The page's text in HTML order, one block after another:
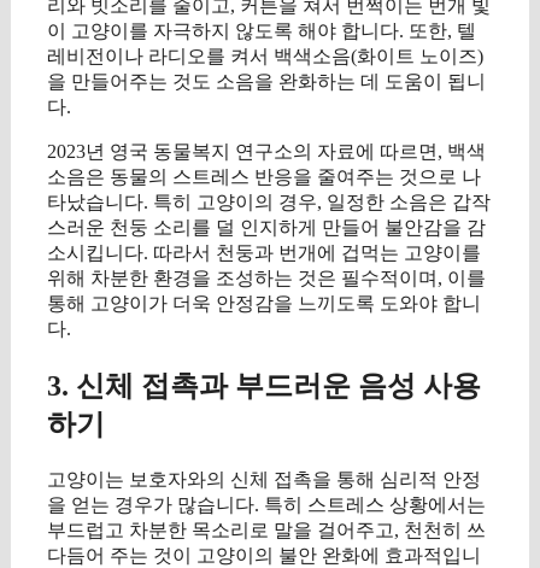
리와 빗소리를 줄이고, 커튼을 쳐서 번쩍이는 번개 빛
이 고양이를 자극하지 않도록 해야 합니다. 또한, 텔
레비전이나 라디오를 켜서 백색소음(화이트 노이즈)
을 만들어주는 것도 소음을 완화하는 데 도움이 됩니
다.
2023년 영국 동물복지 연구소의 자료에 따르면, 백색
소음은 동물의 스트레스 반응을 줄여주는 것으로 나
타났습니다. 특히 고양이의 경우, 일정한 소음은 갑작
스러운 천둥 소리를 덜 인지하게 만들어 불안감을 감
소시킵니다. 따라서 천둥과 번개에 겁먹는 고양이를
위해 차분한 환경을 조성하는 것은 필수적이며, 이를
통해 고양이가 더욱 안정감을 느끼도록 도와야 합니
다.
3. 신체 접촉과 부드러운 음성 사용
하기
고양이는 보호자와의 신체 접촉을 통해 심리적 안정
을 얻는 경우가 많습니다. 특히 스트레스 상황에서는
부드럽고 차분한 목소리로 말을 걸어주고, 천천히 쓰
다듬어 주는 것이 고양이의 불안 완화에 효과적입니